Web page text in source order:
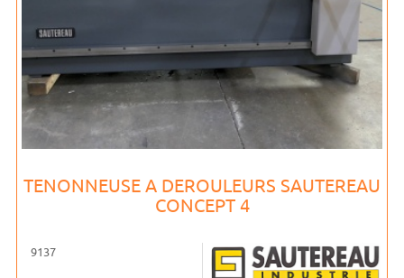
TENONNEUSE A DEROULEURS SAUTEREAU
CONCEPT 4
9137